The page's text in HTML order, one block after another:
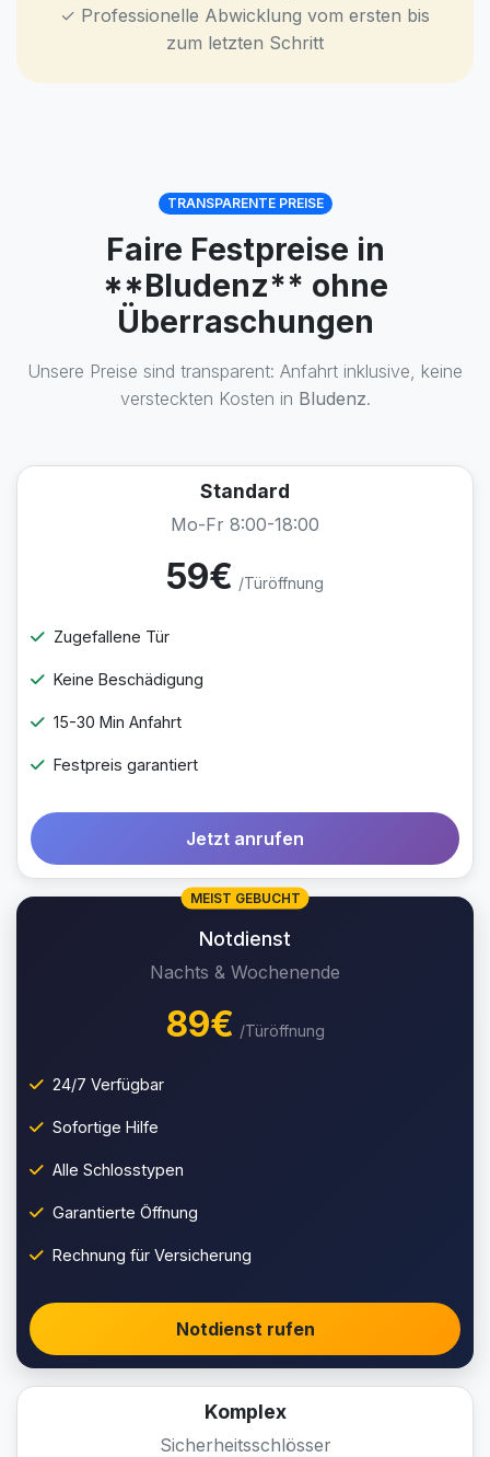
✓ Professionelle Abwicklung vom ersten bis
zum letzten Schritt
TRANSPARENTE PREISE
Faire Festpreise in
**Bludenz** ohne
Überraschungen
Unsere Preise sind transparent: Anfahrt inklusive, keine
versteckten Kosten in Bludenz.
Standard
Mo-Fr 8:00-18:00
59€ /Türöffnung
Zugefallene Tür
Keine Beschädigung
15-30 Min Anfahrt
Festpreis garantiert
Jetzt anrufen
MEIST GEBUCHT
Notdienst
Nachts & Wochenende
89€ /Türöffnung
24/7 Verfügbar
Sofortige Hilfe
Alle Schlosstypen
Garantierte Öffnung
Rechnung für Versicherung
Notdienst rufen
Komplex
Sicherheitsschlösser